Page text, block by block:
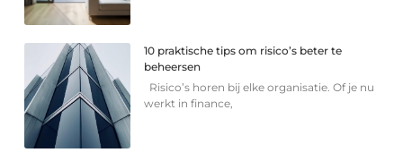
10 praktische tips om risico’s beter te
beheersen
Risico’s horen bij elke organisatie. Of je nu
werkt in finance,